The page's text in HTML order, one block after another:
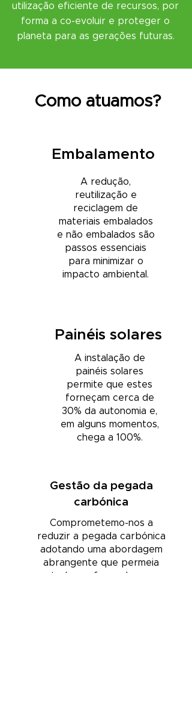
utilização eficiente de recursos, por
forma a co-evoluir e proteger o
planeta para as gerações futuras.
Como atuamos?
Embalamento
A redução,
reutilização e
reciclagem de
materiais embalados
e não embalados são
passos essenciais
para minimizar o
impacto ambiental.
Painéis solares
A instalação de
painéis solares
permite que estes
forneçam cerca de
30% da autonomia e,
em alguns momentos,
chega a 100%.
Gestão da pegada
carbónica
Comprometemo-nos a
reduzir a pegada carbónica
adotando uma abordagem
abrangente que permeia
todas as fases da sua